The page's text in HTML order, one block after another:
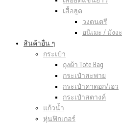
เสื้อฮูด
วงดนตรี
อนิเมะ / มังงะ
สินค้าอื่น ๆ
กระเป๋า
ถุงผ้า Tote Bag
กระเป๋าสะพาย
กระเป๋าคาดอก/เอว
กระเป๋าสตางค์
แก้วน้ำ
หุ่นฟิกเกอร์